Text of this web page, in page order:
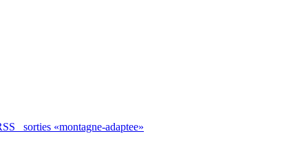
sorties «montagne-adaptee»